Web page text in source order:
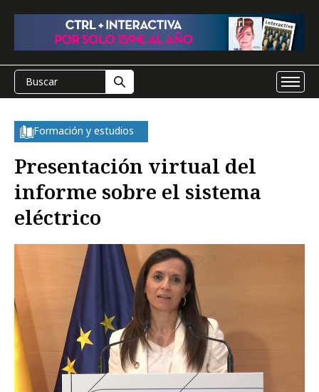
Formación y estudios
Presentación virtual del
informe sobre el sistema
eléctrico